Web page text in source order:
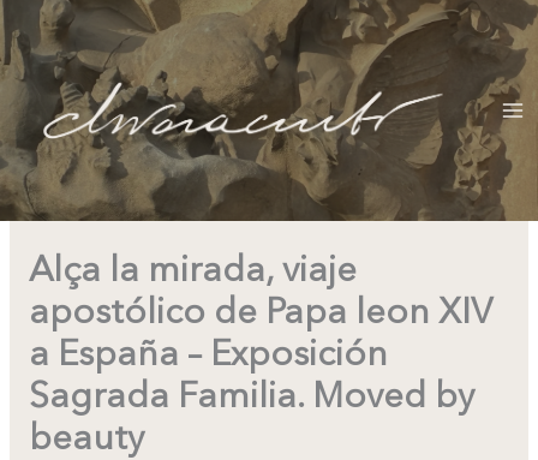
Ir
al
contenido
Alça la mirada, viaje
apostólico de Papa leon XIV
a España – Exposición
Sagrada Familia. Moved by
beauty